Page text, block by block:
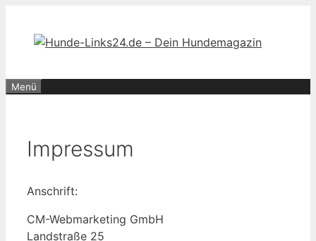
springen
Menü
Impressum
Anschrift:
CM-Webmarketing GmbH
Landstraße 25